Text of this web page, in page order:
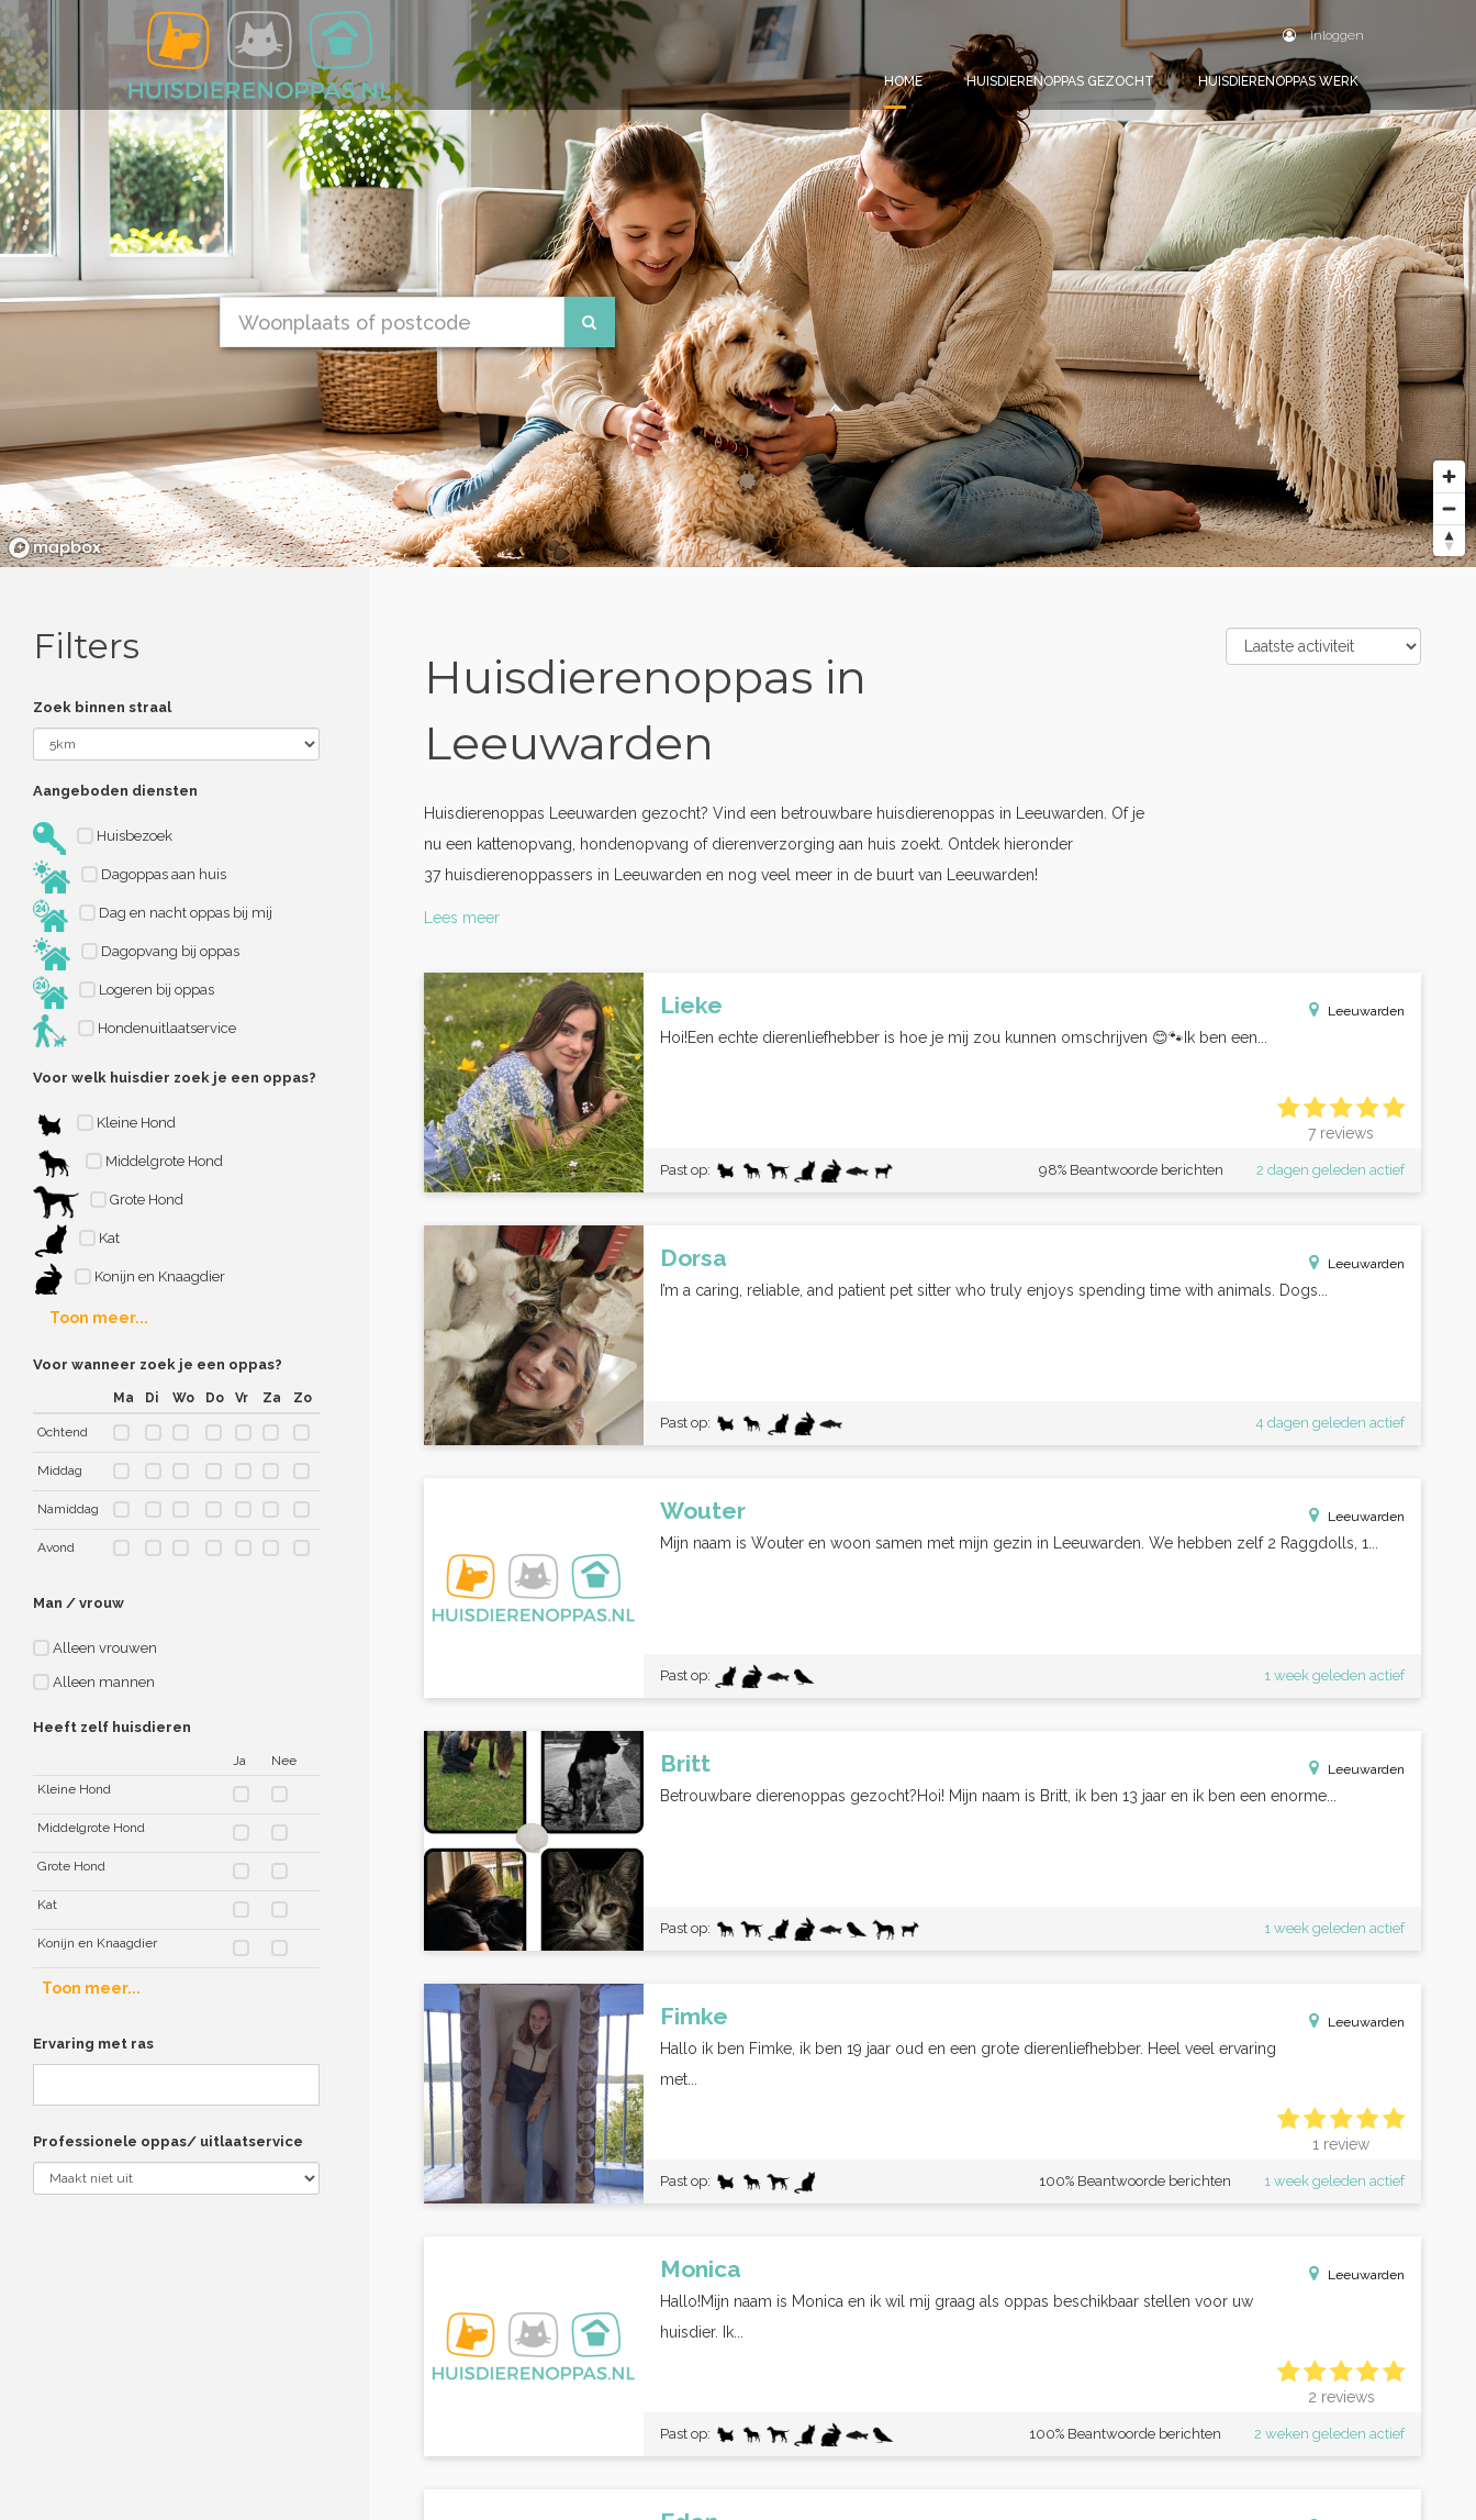
Inloggen
HOME HUISDIERENOPPAS GEZOCHT HUISDIERENOPPAS WERK
Filters
Zoek binnen straal
Aangeboden diensten
Huisbezoek
Dagoppas aan huis
Dag en nacht oppas bij mij
Dagopvang bij oppas
Logeren bij oppas
Hondenuitlaatservice
Voor welk huisdier zoek je een oppas?
Kleine Hond
Middelgrote Hond
Grote Hond
Kat
Konijn en Knaagdier
Toon meer...
Voor wanneer zoek je een oppas?
Ma Di Wo Do Vr Za Zo
Ochtend
Middag
Namiddag
Avond
Man / vrouw
Alleen vrouwen
Alleen mannen
Heeft zelf huisdieren
Ja
Nee
Kleine Hond
Middelgrote Hond
Grote Hond
Kat
Konijn en Knaagdier
Toon meer...
Ervaring met ras
Professionele oppas/ uitlaatservice
Huisdierenoppas in
Leeuwarden
Huisdierenoppas Leeuwarden gezocht? Vind een betrouwbare huisdierenoppas in Leeuwarden. Of je
nu een kattenopvang, hondenopvang of dierenverzorging aan huis zoekt. Ontdek hieronder
37 huisdierenoppassers in Leeuwarden en nog veel meer in de buurt van Leeuwarden!
Lees meer
Lieke Leeuwarden
7 reviews
Hoi!Een echte dierenliefhebber is hoe je mij zou kunnen omschrijven 😊🐾Ik ben een...
Past op: 2 dagen geleden actief
98% Beantwoorde berichten
Dorsa Leeuwarden
I’m a caring, reliable, and patient pet sitter who truly enjoys spending time with animals. Dogs...
Past op: 4 dagen geleden actief
Wouter Leeuwarden
Mijn naam is Wouter en woon samen met mijn gezin in Leeuwarden. We hebben zelf 2 Raggdolls, 1...
Past op: 1 week geleden actief
Britt Leeuwarden
Betrouwbare dierenoppas gezocht?Hoi! Mijn naam is Britt, ik ben 13 jaar en ik ben een enorme...
Past op: 1 week geleden actief
Fimke Leeuwarden
1 review
Hallo ik ben Fimke, ik ben 19 jaar oud en een grote dierenliefhebber. Heel veel ervaring
met...
Past op: 1 week geleden actief
100% Beantwoorde berichten
Monica Leeuwarden
2 reviews
Hallo!Mijn naam is Monica en ik wil mij graag als oppas beschikbaar stellen voor uw
huisdier. Ik...
Past op: 2 weken geleden actief
100% Beantwoorde berichten